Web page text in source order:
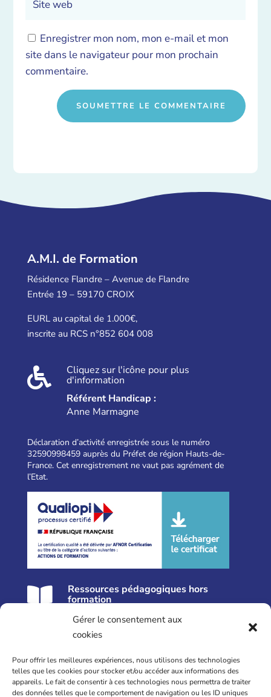
Gérer le consentement aux
cookies
Pour offrir les meilleures expériences, nous utilisons des technologies
telles que les cookies pour stocker et/ou accéder aux informations des
appareils. Le fait de consentir à ces technologies nous permettra de traiter
des données telles que le comportement de navigation ou les ID uniques
Enregistrer mon nom, mon e-mail et mon
site dans le navigateur pour mon prochain
commentaire.
SOUMETTRE LE COMMENTAIRE
A.M.I. de Formation
Résidence Flandre – Avenue de Flandre
Entrée 19 – 59170 CROIX
EURL au capital de 1.000€,
inscrite au RCS n°852 604 008
 Cliquez sur l'icône pour plus
d'information
Référent Handicap :
Anne Marmagne
Déclaration d’activité enregistrée sous le numéro
32590998459 auprès du Préfet de région Hauts-de-
France. Cet enregistrement ne vaut pas agrément de
l’Etat.
 Ressources pédagogiques hors
formation
Nos formations près de Lille
Formation Réflexologie
Formation Périnatalité
Formation Posture Professionnelle